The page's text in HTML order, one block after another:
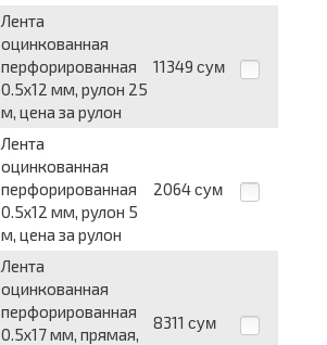
Лента
оцинкованная
перфорированная
0.5x12 мм, рулон 25
м, цена за рулон
11349 сум
Лента
оцинкованная
перфорированная
0.5x12 мм, рулон 5
м, цена за рулон
2064 сум
Лента
оцинкованная
перфорированная
0.5x17 мм, прямая,
8311 сум